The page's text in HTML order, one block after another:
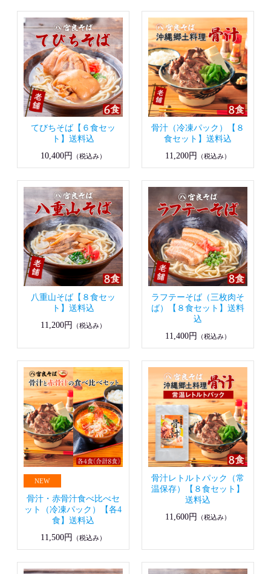
てびちそば【６食セッ
ト】送料込
10,400円
（税込み）
骨汁（冷凍パック）【８
食セット】送料込
11,200円
（税込み）
八重山そば【８食セッ
ト】送料込
11,200円
（税込み）
ラフテーそば（三枚肉そ
ば）【８食セット】送料
込
11,400円
（税込み）
骨汁・赤骨汁食べ比べセ
ット（冷凍パック）【各4
食】送料込
11,500円
（税込み）
骨汁レトルトパック（常
温保存）【８食セット】
送料込
11,600円
（税込み）